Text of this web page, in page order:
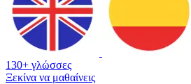
130+ γλώσσες
Ξεκίνα να μαθαίνεις